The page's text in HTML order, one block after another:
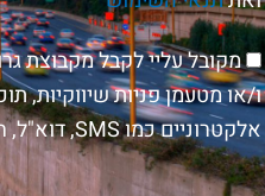
הסכמה
לניוזלטר
מקובל עליי לקבל מקבוצת
ו/או מטעמן פניות שיווקיות,
אלקטרוניים כמו SMS, דוא"ל, חיוג אוטומטי ועוד